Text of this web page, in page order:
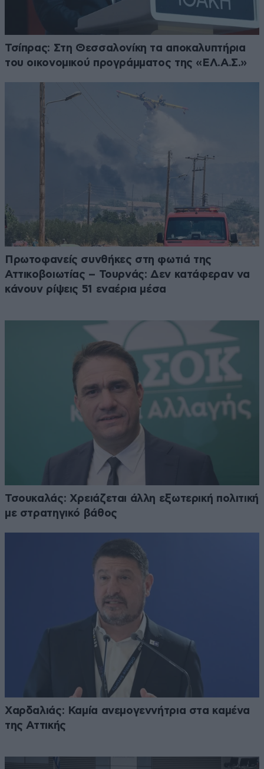
Τσίπρας: Στη Θεσσαλονίκη τα αποκαλυπτήρια
του οικονομικού προγράμματος της «ΕΛ.Α.Σ.»
Πρωτοφανείς συνθήκες στη φωτιά της
Αττικοβοιωτίας – Τουρνάς: Δεν κατάφεραν να
κάνουν ρίψεις 51 εναέρια μέσα
Τσουκαλάς: Xρειάζεται άλλη εξωτερική πολιτική
με στρατηγικό βάθος
Χαρδαλιάς: Καμία ανεμογεννήτρια στα καμένα
της Αττικής